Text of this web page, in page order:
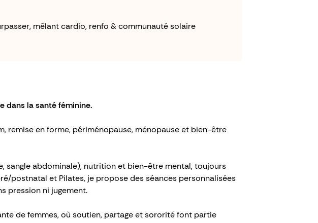
mêlant cardio, renfo & communauté solaire
dans la santé féminine.
remise en forme, périménopause, ménopause et bien-être
sangle abdominale), nutrition et bien-être mental, toujours
postnatal et Pilates, je propose des séances personnalisées
pression ni jugement.
de femmes, où soutien, partage et sororité font partie